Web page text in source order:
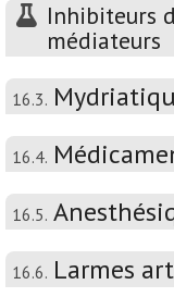
Inhibiteurs
médiateurs
16.3.
16.4.
16.5.
16.6. Larmes